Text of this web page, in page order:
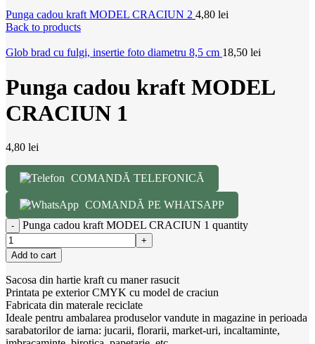
Punga cadou kraft MODEL CRACIUN 2 4,80 lei
Back to products
Glob brad cu fulgi, insertie foto diametru 8,5 cm 18,50 lei
Punga cadou kraft MODEL
CRACIUN 1
4,80 lei
COMANDĂ TELEFONICĂ
COMANDĂ PE WHATSAPP
Punga cadou kraft MODEL CRACIUN 1 quantity
Add to cart
Sacosa din hartie kraft cu maner rasucit
Printata pe exterior CMYK cu model de craciun
Fabricata din materale reciclate
Ideale pentru ambalarea produselor vandute in magazine in perioada
sarabatorilor de iarna: jucarii, florarii, market-uri, incaltaminte,